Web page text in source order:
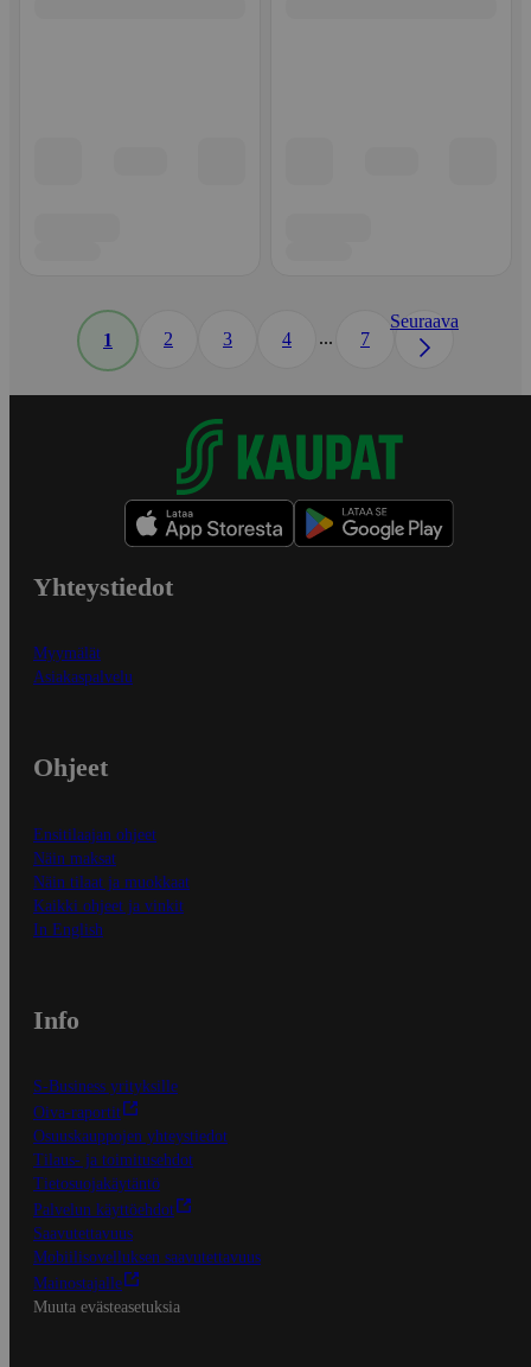
1 2 3 4 ... 7
Seuraava
Yhteystiedot
Myymälät
Asiakaspalvelu
Ohjeet
Ensitilaajan ohjeet
Näin maksat
Näin tilaat ja muokkaat
Kaikki ohjeet ja vinkit
In English
Info
S-Business yrityksille
Oiva-raportit
Osuuskauppojen yhteystiedot
Tilaus- ja toimitusehdot
Tietosuojakäytäntö
Palvelun käyttöehdot
Saavutettavuus
Mobiilisovelluksen saavutettavuus
Mainostajalle
Muuta evästeasetuksia